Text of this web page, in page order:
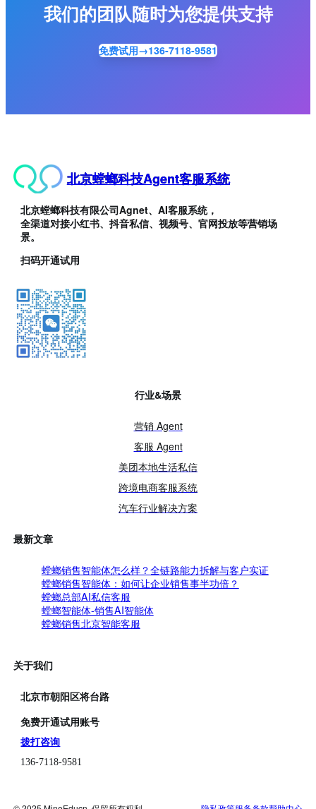
我们的团队随时为您提供支持
免费试用→136-7118-9581
北京螳螂科技Agent客服系统
北京螳螂科技有限公司Agnet、AI客服系统，
全渠道对接小红书、抖音私信、视频号、官网投放等营销场
景。
扫码开通试用
行业&场景
营销 Agent
客服 Agent
美团本地生活私信
跨境电商客服系统
汽车行业解决方案
最新文章
螳螂销售智能体怎么样？全链路能力拆解与客户实证
螳螂销售智能体：如何让企业销售事半功倍？
螳螂总部AI私信客服
螳螂智能体-销售AI智能体
螳螂销售北京智能客服
关于我们
北京市朝阳区将台路
免费开通试用账号
拨打咨询
136-7118-9581